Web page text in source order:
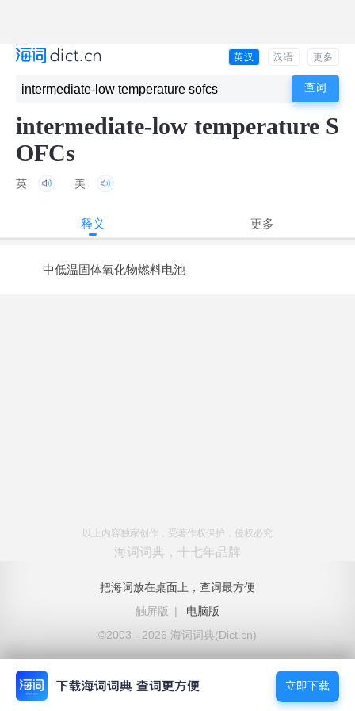
英汉 汉语 更多
intermediate-low temperature S
OFCs
英 美
释义 更多
中低温固体氧化物燃料电池
以上内容独家创作，受著作权保护，侵权必究
海词词典，十七年品牌
把海词放在桌面上，查词最方便
触屏版
|
电脑版
©2003 - 2026 海词词典(Dict.cn)
立即下载
立即下载